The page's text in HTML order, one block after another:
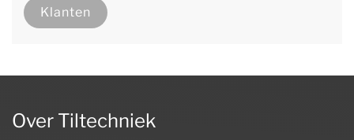
Klanten
Over Tiltechniek